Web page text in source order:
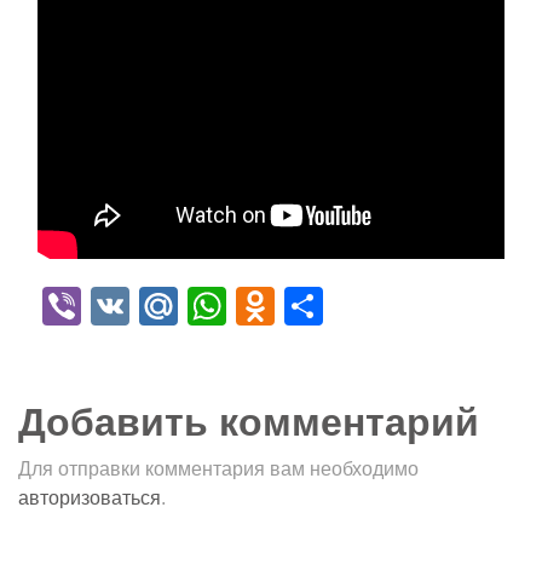
Viber
VK Mail.Ru
WhatsApp
Odnoklassniki
Добавить комментарий
Для отправки комментария вам необходимо
авторизоваться.